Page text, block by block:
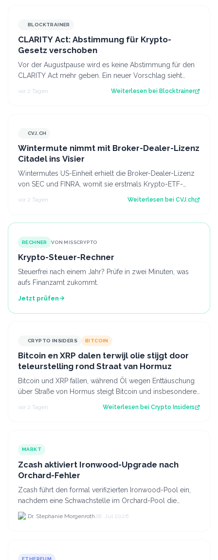
BLOCKTRAINER
CLARITY Act: Abstimmung für Krypto-
Gesetz verschoben
Vor der Augustpause wird es keine Abstimmung für den
CLARITY Act mehr geben. Ein neuer Vorschlag sieht
vor 2 Tagen Weiterlesen bei Blocktrainer
CVJ.CHCVJ.CH
Wintermute nimmt mit Broker-Dealer-Lizenz
Citadel ins Visier
Wintermutes US-Einheit erhielt die Broker-Dealer-Lizenz
von SEC und FINRA, womit sie erstmals Krypto-ETF-
vor 2 Tagen Weiterlesen bei CVJ.ch
RECHNER VON MISSCRYPTO
Krypto-Steuer-Rechner
Steuerfrei nach einem Jahr? Prüfe in zwei Minuten, was
aufs Finanzamt zukommt.
Jetzt prüfen
CRYPTO INSIDERS BITCOIN
Bitcoin en XRP dalen terwijl olie stijgt door
teleurstelling rond Straat van Hormuz
Bitcoin und XRP fallen, während Öl wegen Enttäuschung
über Straße von Hormus steigt Bitcoin und insbesondere
Altcoins wie XRP und Solana hab…
vor 2 Tagen Weiterlesen bei Crypto Insiders
MARKT
Zcash aktiviert Ironwood-Upgrade nach
Orchard-Fehler
Zcash führt den formal verifizierten Ironwood-Pool ein,
nachdem eine Schwachstelle im Orchard-Pool die
Erstellung gefälschter ZEC-Token ermöglichte.
Dr. Stephanie Morgenroth28. Jul 2026
ETHEREUM